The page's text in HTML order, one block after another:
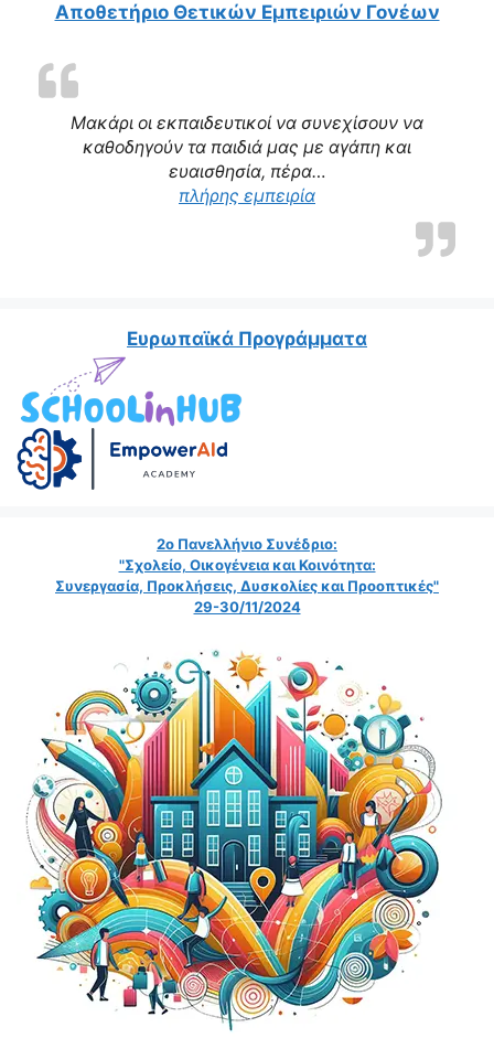
Μακάρι οι εκπαιδευτικοί να συνεχίσουν να
καθοδηγούν τα παιδιά μας με αγάπη και
ευαισθησία, πέρα…
πλήρης εμπειρία“Η δασκάλα μας
Αποθετήριο Θετικών Εμπειριών Γονέων
Ευρωπαϊκά Προγράμματα
2ο Πανελλήνιο Συνέδριο:
"Σχολείο, Οικογένεια και Κοινότητα:
Συνεργασία, Προκλήσεις, Δυσκολίες και Προοπτικές"
29-30/11/2024